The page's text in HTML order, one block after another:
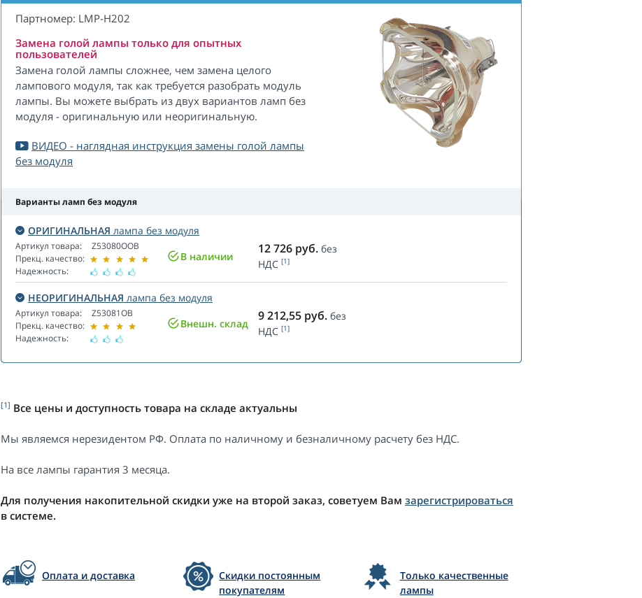
Партномер: LMP-H202
Замена голой лампы только для опытных
пользователей
Замена голой лампы сложнее, чем замена целого
лампового модуля, так как требуется разобрать модуль
лампы. Вы можете выбрать из двух вариантов ламп без
модуля - оригинальную или неоригинальную.
ВИДЕО - наглядная инструкция замены голой лампы
без модуля
Варианты ламп без модуля
ОРИГИНАЛЬНАЯ лампа без модуля
Артикул товара:
Прекц. качество:
Надежность:
Z53080OOB
В наличии
12 726 руб. без
НДС [1]
НЕОРИГИНАЛЬНАЯ лампа без модуля
Артикул товара:
Прекц. качество:
Надежность:
Z53081OB
Внешн. склад
9 212,55 руб. без
НДС [1]
[1] Все цены и доступность товара на складе актуальны
Мы являемся нерезидентом РФ. Оплата по наличному и безналичному расчету без НДС.
На все лампы гарантия 3 месяца.
Для получения накопительной скидки уже на второй заказ, советуем Вам зарегистрироваться
в системе.
Оплата и доставка
Скидки постоянным
покупателям
Только качественные
лампы